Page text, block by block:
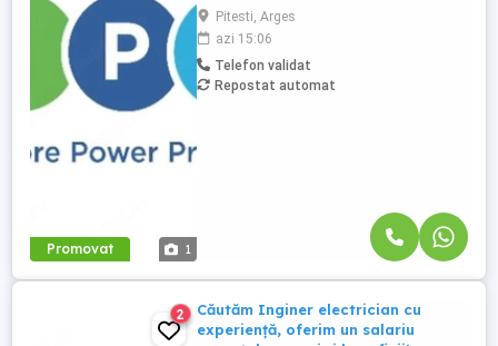
Promovat 1
B, Km 107, comuna Bradu, judetul Arges.
Ce vei face: Alimentarea rafturilor cu
marfa; Aranjarea produselor conform
principiului FIFO; Etichetarea produselor;
Verificarea termenelor de valabilitate;
Pitesti, Arges
azi 15:06
Telefon validat
Repostat automat
2
Căutăm Inginer electrician cu
experiență, oferim un salariu